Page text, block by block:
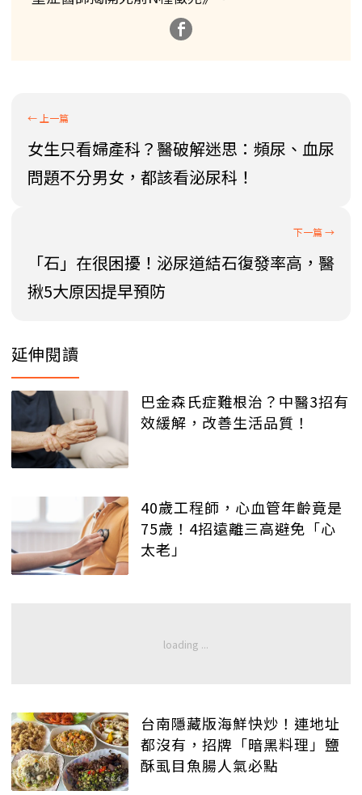
女生只看婦產科？醫破解迷思：頻尿、血尿
問題不分男女，都該看泌尿科！
「石」在很困擾！泌尿道結石復發率高，醫
揪5大原因提早預防
延伸閱讀
巴金森氏症難根治？中醫3招有
效緩解，改善生活品質！
40歲工程師，心血管年齡竟是
75歲！4招遠離三高避免「心
太老」
台南隱藏版海鮮快炒！連地址
都沒有，招牌「暗黑料理」鹽
酥虱目魚腸人氣必點